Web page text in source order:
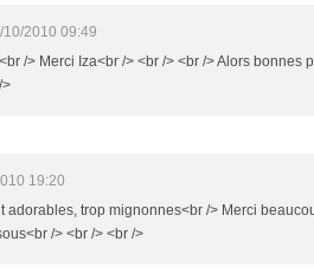
10/2010 09:49
/> Merci Iza<br /> <br /> <br /> Alors bonnes
>
19:20
adorables, trop mignonnes<br /> Merci
/> <br /> <br />